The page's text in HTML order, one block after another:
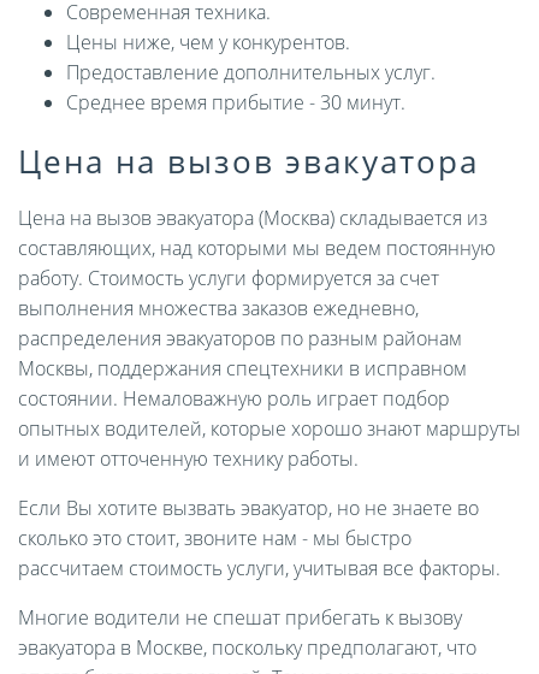
Современная техника.
Цены ниже, чем у конкурентов.
Предоставление дополнительных услуг.
Среднее время прибытие - 30 минут.
Цена на вызов эвакуатора
Цена на вызов эвакуатора (Москва) складывается из
составляющих, над которыми мы ведем постоянную
работу. Стоимость услуги формируется за счет
выполнения множества заказов ежедневно,
распределения эвакуаторов по разным районам
Москвы, поддержания спецтехники в исправном
состоянии. Немаловажную роль играет подбор
опытных водителей, которые хорошо знают маршруты
и имеют отточенную технику работы.
Если Вы хотите вызвать эвакуатор, но не знаете во
сколько это стоит, звоните нам - мы быстро
рассчитаем стоимость услуги, учитывая все факторы.
Многие водители не спешат прибегать к вызову
эвакуатора в Москве, поскольку предполагают, что